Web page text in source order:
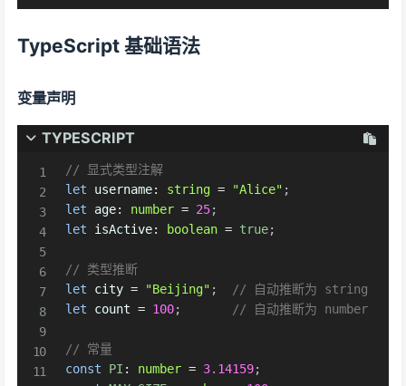
TypeScript 基础语法
变量声明
TYPESCRIPT
// 显式类型注解
let username: string = "Alice" ;
let age: number = 25;
let isActive: boolean = true;
// 类型推断
let city = "Beijing" ;
// 自动推断为 string
let count = 100; // 自动推断为 number
// 常量
const
PI : number = 3.14159;